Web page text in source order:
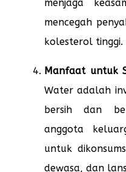
menjaga
mencegah
kolesterol tinggi.
Manfaat untuk
Water adalah
bersih dan
anggota
untuk
dewasa, dan